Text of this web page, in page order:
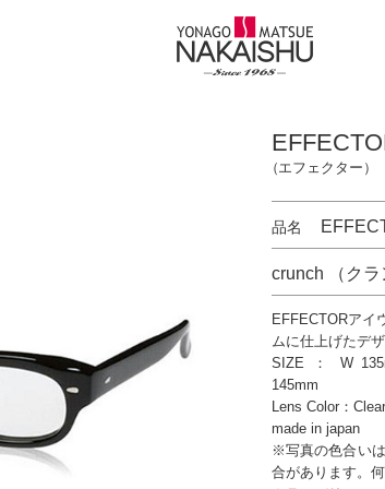
（エフェクター）
品名
crunch （ク
EFFECTORアイ
ムに仕上げたデ
SIZE ： W
145mm
Lens Color：
made in japan
※写真の色合い
合があります。